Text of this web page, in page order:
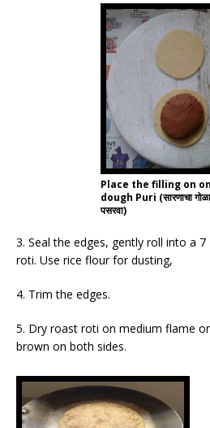
Place the filling on
dough Puri (सारणाचा गोळा
पसरवा)
3. Seal the edges, gently roll into a
roti. Use rice flour for dusting,
4. Trim the edges.
5. Dry roast roti on medium flame
brown on both sides.